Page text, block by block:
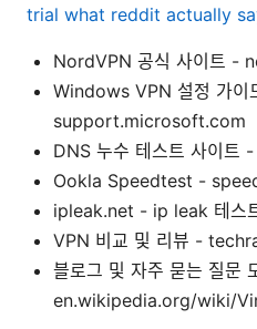
trial what reddit actually
NordVPN 공식 사이트 -
Windows VPN 설정 가이
support.microsoft.com
DNS 누수 테스트 사이
Ookla Speedtest -
ipleak.net - ip leak 테스
VPN 비교 및 리뷰 -
블로그 및 자주 묻는 질문
en.wikipedia.org/wiki/